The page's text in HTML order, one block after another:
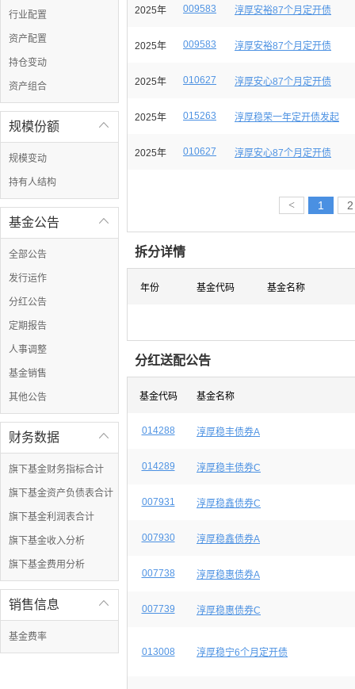
行业配置
资产配置
持仓变动
资产组合

规模份额
规模变动
持有人结构

基金公告
全部公告
发行运作
分红公告
定期报告
人事调整
基金销售
其他公告

财务数据
旗下基金财务指标合计
旗下基金资产负债表合计
旗下基金利润表合计
旗下基金收入分析
旗下基金费用分析

销售信息
基金费率
2025年 009583 淳厚安裕87个月定开债
2025年 009583 淳厚安裕87个月定开债
2025年 010627 淳厚安心87个月定开债
2025年 015263 淳厚稳荣一年定开债发起
2025年 010627 淳厚安心87个月定开债
< 1 2
拆分详情
年份 基金代码 基金名称
分红送配公告
基金代码 基金名称
014288 淳厚稳丰债券A
014289 淳厚稳丰债券C
007931 淳厚稳鑫债券C
007930 淳厚稳鑫债券A
007738 淳厚稳惠债券A
007739 淳厚稳惠债券C
013008 淳厚稳宁6个月定开债